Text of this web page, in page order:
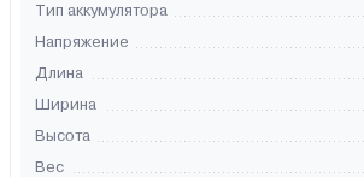
Тип аккумулятора
Напряжение
Длина
Ширина
Высота
Вес